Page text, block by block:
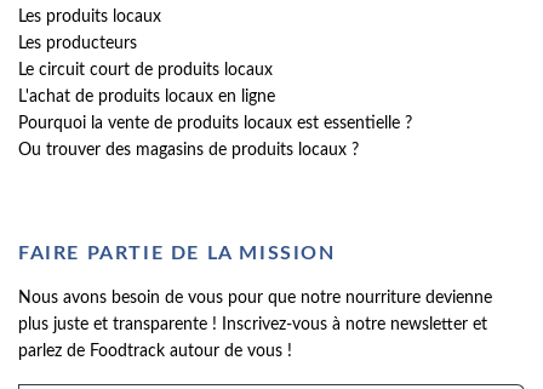
Les produits locaux
Les producteurs
Le circuit court de produits locaux
L'achat de produits locaux en ligne
Pourquoi la vente de produits locaux est essentielle ?
Ou trouver des magasins de produits locaux ?
FAIRE PARTIE DE LA MISSION
Nous avons besoin de vous pour que notre nourriture devienne
plus juste et transparente ! Inscrivez-vous à notre newsletter et
parlez de Foodtrack autour de vous !